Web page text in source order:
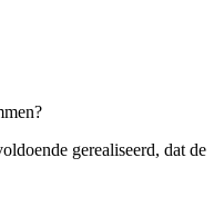
gerealiseerd, dat de